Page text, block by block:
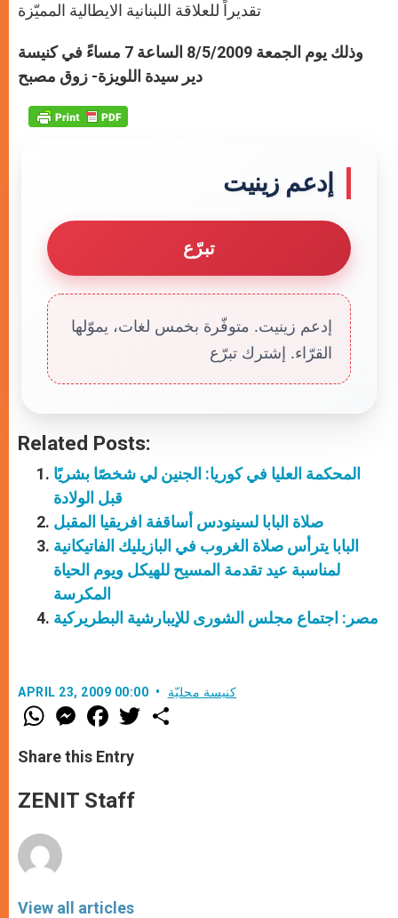
تقديراً للعلاقة اللبنانية الايطالية المميّزة
وذلك يوم الجمعة 8/5/2009 الساعة 7 مساءً في كنيسة
دير سيدة اللويزة- زوق مصبح
إدعم زينيت
تبرّع
إدعم زينيت. متوفّرة بخمس لغات، يموّلها
القرّاء. إشترك تبرّع
Related Posts:
المحكمة العليا في كوريا: الجنين لي شخصًا بشريًا
قبل الولادة
صلاة البابا لسينودس أساقفة افريقيا المقبل
البابا يترأس صلاة الغروب في البازيليك الفاتيكانية
لمناسبة عيد تقدمة المسيح للهيكل ويوم الحياة
المكرسة
مصر: اجتماع مجلس الشورى للإيبارشية البطريركية
APRIL 23, 2009 00:00 كنيسة محليّة
W
h
t
s
p
p
M
e
s
e
g
e
F
a
e
b
o
k
w
Share this Entry
ZENIT Staff
View all articles